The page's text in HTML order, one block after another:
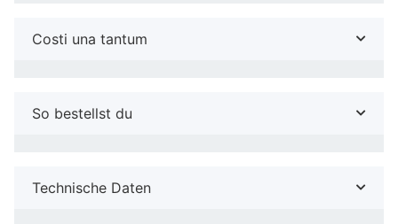
Costi una tantum
So bestellst du
Technische Daten